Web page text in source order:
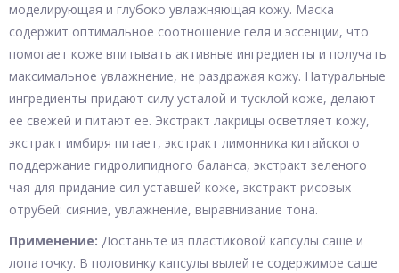
моделирующая и глубоко увлажняющая кожу. Маска
содержит оптимальное соотношение геля и эссенции, что
помогает коже впитывать активные ингредиенты и получать
максимальное увлажнение, не раздражая кожу. Натуральные
ингредиенты придают силу усталой и тусклой коже, делают
ее свежей и питают ее. Экстракт лакрицы осветляет кожу,
экстракт имбиря питает, экстракт лимонника китайского
поддержание гидролипидного баланса, экстракт зеленого
чая для придание сил уставшей коже, экстракт рисовых
отрубей: сияние, увлажнение, выравнивание тона.
Применение: Достаньте из пластиковой капсулы саше и
лопаточку. В половинку капсулы вылейте содержимое саше